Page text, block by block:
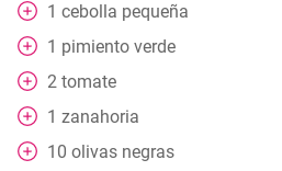
1 cebolla pequeña
1 pimiento verde
2 tomate
1 zanahoria
10 olivas negras